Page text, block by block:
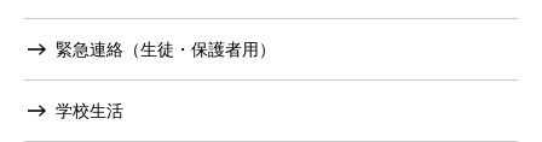
緊急連絡（生徒・保護者用）
学校生活